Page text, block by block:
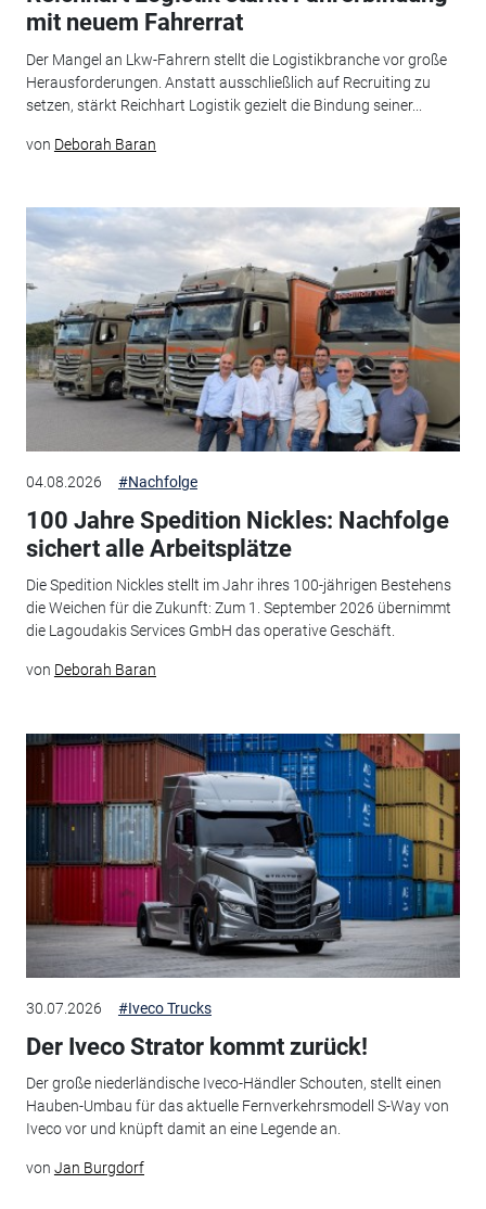
mit neuem Fahrerrat
Der Mangel an Lkw-Fahrern stellt die Logistikbranche vor große
Herausforderungen. Anstatt ausschließlich auf Recruiting zu
setzen, stärkt Reichhart Logistik gezielt die Bindung seiner...
von Deborah Baran
04.08.2026 #Nachfolge
100 Jahre Spedition Nickles: Nachfolge
sichert alle Arbeitsplätze
Die Spedition Nickles stellt im Jahr ihres 100-jährigen Bestehens
die Weichen für die Zukunft: Zum 1. September 2026 übernimmt
die Lagoudakis Services GmbH das operative Geschäft.
von Deborah Baran
30.07.2026 #Iveco Trucks
Der Iveco Strator kommt zurück!
Der große niederländische Iveco-Händler Schouten, stellt einen
Hauben-Umbau für das aktuelle Fernverkehrsmodell S-Way von
Iveco vor und knüpft damit an eine Legende an.
von Jan Burgdorf